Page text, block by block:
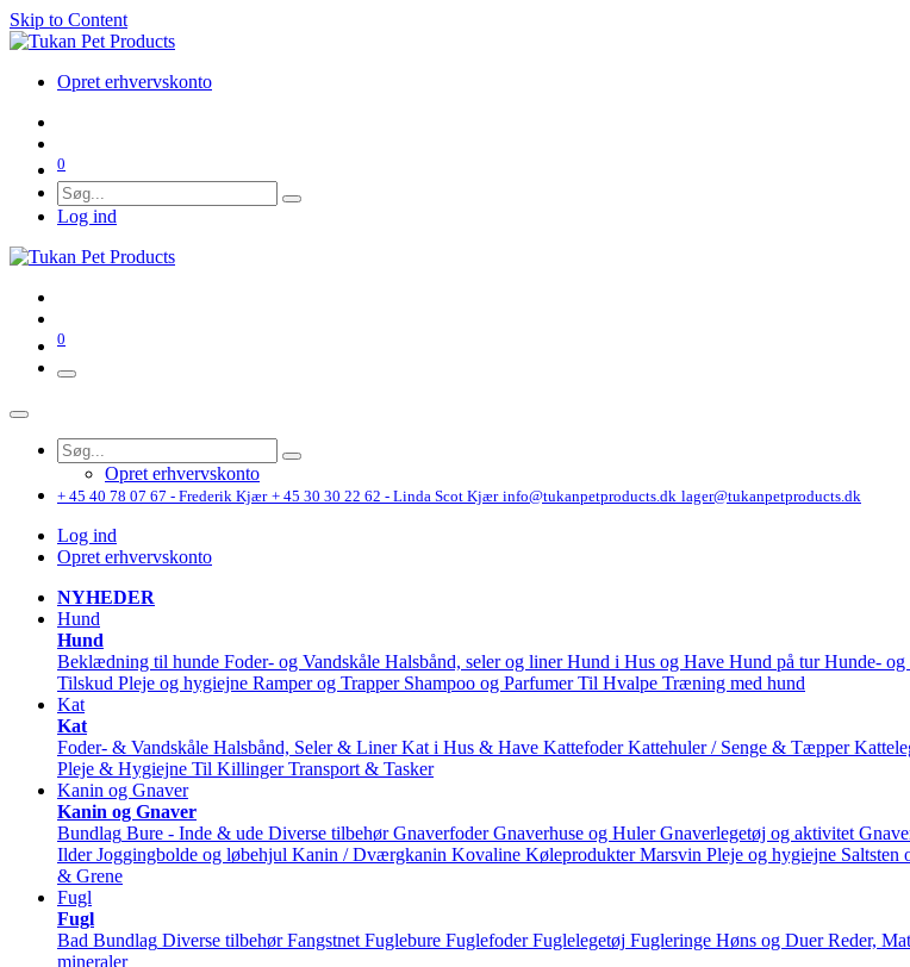
Skip to Content
Opret erhvervskonto
0
Log ind
0
Opret erhvervskonto
+ 45 40 78 07 67 - Frederik Kjær + 45 30 30 22 62 - Linda Scot Kjær info@tukanpetproducts.dk lager@tukanpetproducts.dk
Log ind
Opret erhvervskonto
NYHEDER
Hund
Hund
Beklædning til hunde Foder- og Vandskåle Halsbånd, seler og liner Hund i Hus og Have Hund på tur Hunde- og
Tilskud Pleje og hygiejne Ramper og Trapper Shampoo og Parfumer Til Hvalpe Træning med hund
Kat
Kat
Foder- & Vandskåle Halsbånd, Seler & Liner Kat i Hus & Have Kattefoder Kattehuler / Senge & Tæpper
Pleje & Hygiejne Til Killinger Transport & Tasker
Kanin og Gnaver
Kanin og Gnaver
Bundlag Bure - Inde & ude Diverse tilbehør Gnaverfoder Gnaverhuse og Huler Gnaverlegetøj og aktivitet
Ilder Joggingbolde og løbehjul Kanin / Dværgkanin Kovaline Køleprodukter Marsvin Pleje og hygiejne Saltsten
& Grene
Fugl
Fugl
Bad Bundlag Diverse tilbehør Fangstnet Fuglebure Fuglefoder Fuglelegetøj Fugleringe Høns og Duer Reder,
mineraler